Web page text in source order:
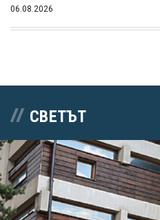
06.08.2026
СВЕТЪТ